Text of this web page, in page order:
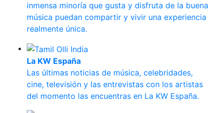
inmensa minoría que gusta y disfruta de la buena
música puedan compartir y vivir una experiencia
realmente única.
La KW España
Las últimas noticias de música, celebridades,
cine, televisión y las entrevistas con los artistas
del momento las encuentras en La KW España.